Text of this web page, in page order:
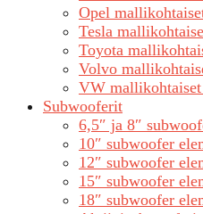
Opel
Tesla
Toyota
Volvo
VW
Subwooferit
6,5″ ja 8″
10″ subwoofer
12″ subwoofer
15″ subwoofer
18″ subwoofer